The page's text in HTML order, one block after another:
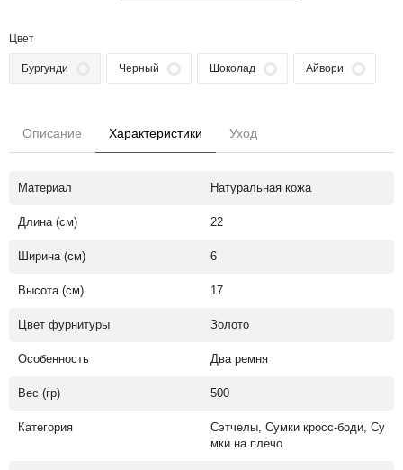
Цвет
Бургунди Черный Шоколад Айвори
Описание Характеристики Уход
Материал Натуральная кожа
Длина (см) 22
Ширина (см) 6
Высота (см) 17
Цвет фурнитуры Золото
Особенность Два ремня
Вес (гр) 500
Категория
Сэтчелы, Сумки кросс-боди, Су
мки на плечо